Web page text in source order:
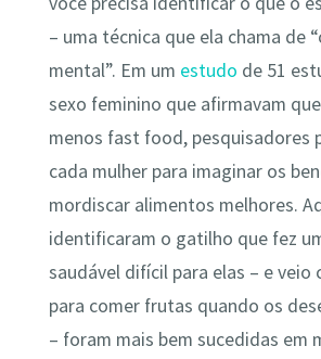
– uma técnica que ela chama de
mental”. Em um estudo de 51
sexo feminino que afirmavam
menos fast food, pesquisadores
cada mulher para imaginar os
mordiscar alimentos melhores.
identificaram o gatilho que fez
saudável difícil para elas – e veio
para comer frutas quando os
– foram mais bem sucedidas em